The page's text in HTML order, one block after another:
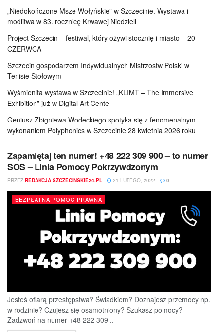
„Niedokończone Msze Wołyńskie” w Szczecinie. Wystawa i
modlitwa w 83. rocznicę Krwawej Niedzieli
Project Szczecin – festiwal, który ożywi stocznię i miasto – 20
CZERWCA
Szczecin gospodarzem Indywidualnych Mistrzostw Polski w
Tenisie Stołowym
Wyśmienita wystawa w Szczecinie! „KLIMT – The Immersive
Exhibition” już w Digital Art Cente
Geniusz Zbigniewa Wodeckiego spotyka się z fenomenalnym
wykonaniem Polyphonics w Szczecinie 28 kwietnia 2026 roku
Zapamiętaj ten numer! +48 222 309 900 – to numer
SOS – Linia Pomocy Pokrzywdzonym
PRZEZ REDAKCJA SZCZECINSKIE24.PL 21 LUTEGO, 2022 0
BEZPŁATNA POMOC PRAWNA
Jesteś ofiarą przestępstwa? Świadkiem? Doznajesz przemocy np.
w rodzinie? Czujesz się osamotniony? Szukasz pomocy?
Zadzwoń na numer +48 222 309...